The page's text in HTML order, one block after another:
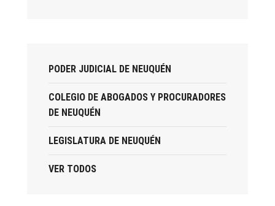
PODER JUDICIAL DE NEUQUÉN
COLEGIO DE ABOGADOS Y PROCURADORES
DE NEUQUÉN
LEGISLATURA DE NEUQUÉN
VER TODOS